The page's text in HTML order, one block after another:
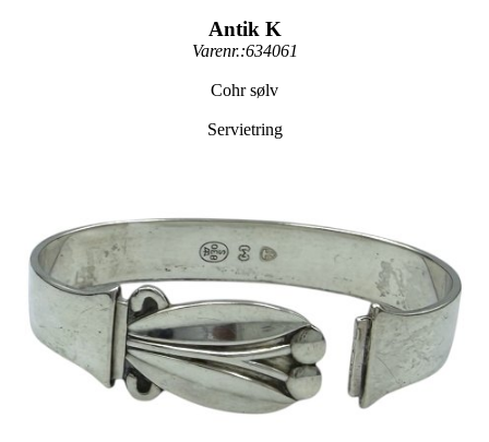
Antik K
Varenr.:634061
Cohr sølv
Servietring